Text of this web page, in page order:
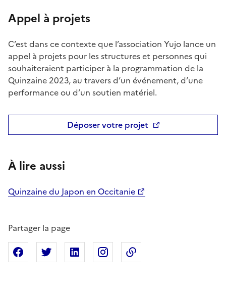
Appel à projets
C’est dans ce contexte que l’association Yujo lance un
appel à projets pour les structures et personnes qui
souhaiteraient participer à la programmation de la
Quinzaine 2023, au travers d’un événement, d’une
performance ou d’un soutien matériel.
Déposer votre projet
À lire aussi
Quinzaine du Japon en Occitanie
Partager la page
Partager sur Facebook
Partager sur XPartager sur Linkedin
Partager sur Instagram